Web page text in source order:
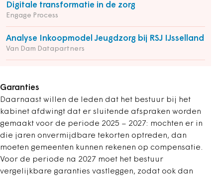
Digitale transformatie in de zorg
Engage Process
Analyse Inkoopmodel Jeugdzorg bij RSJ IJsselland
Van Dam Datapartners
Garanties
Daarnaast willen de leden dat het bestuur bij het
kabinet afdwingt dat er sluitende afspraken worden
gemaakt voor de periode 2025 – 2027: mochten er in
die jaren onvermijdbare tekorten optreden, dan
moeten gemeenten kunnen rekenen op compensatie.
Voor de periode na 2027 moet het bestuur
vergelijkbare garanties vastleggen, zodat ook dan